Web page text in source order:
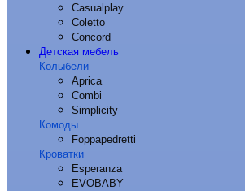
Casualplay
Coletto
Concord
Детская мебель
Колыбели
Aprica
Combi
Simplicity
Комоды
Foppapedretti
Кроватки
Esperanza
EVOBABY